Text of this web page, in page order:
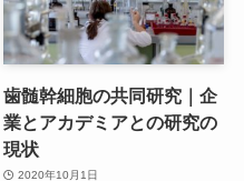
歯髄幹細胞の共同研究｜企
業とアカデミアとの研究の
現状
2020年10月1日